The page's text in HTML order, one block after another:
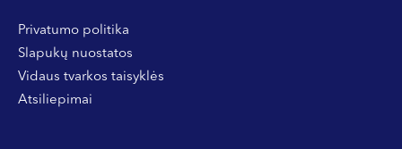
Privatumo politika
Slapukų nuostatos
Vidaus tvarkos taisyklės
Atsiliepimai